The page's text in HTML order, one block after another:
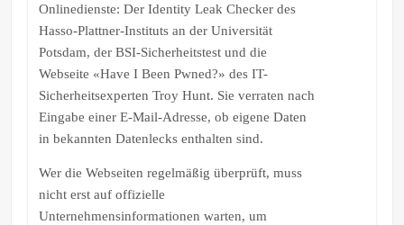
Onlinedienste: Der Identity Leak Checker des
Hasso-Plattner-Instituts an der Universität
Potsdam, der BSI-Sicherheitstest und die
Webseite «Have I Been Pwned?» des IT-
Sicherheitsexperten Troy Hunt. Sie verraten nach
Eingabe einer E-Mail-Adresse, ob eigene Daten
in bekannten Datenlecks enthalten sind.
Wer die Webseiten regelmäßig überprüft, muss
nicht erst auf offizielle
Unternehmensinformationen warten, um